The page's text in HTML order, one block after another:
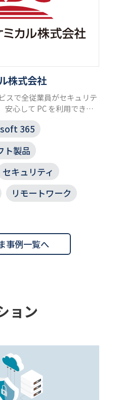
株式会社
スで全従業員がセキュリテ
安心して PC を利用できる
365
ト製品
セキュリティ
リモートワーク
事例一覧へ
ョン